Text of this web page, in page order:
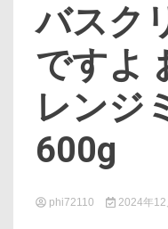
バスク
ですよ
レンジ
600g
phi72110 2024年12